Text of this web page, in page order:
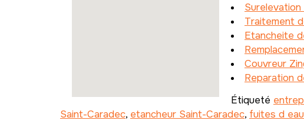
Traitement
Etancheite
Couvreur
Reparation
Étiqueté
Saint-Caradec, etancheur Saint-Caradec, fuites d